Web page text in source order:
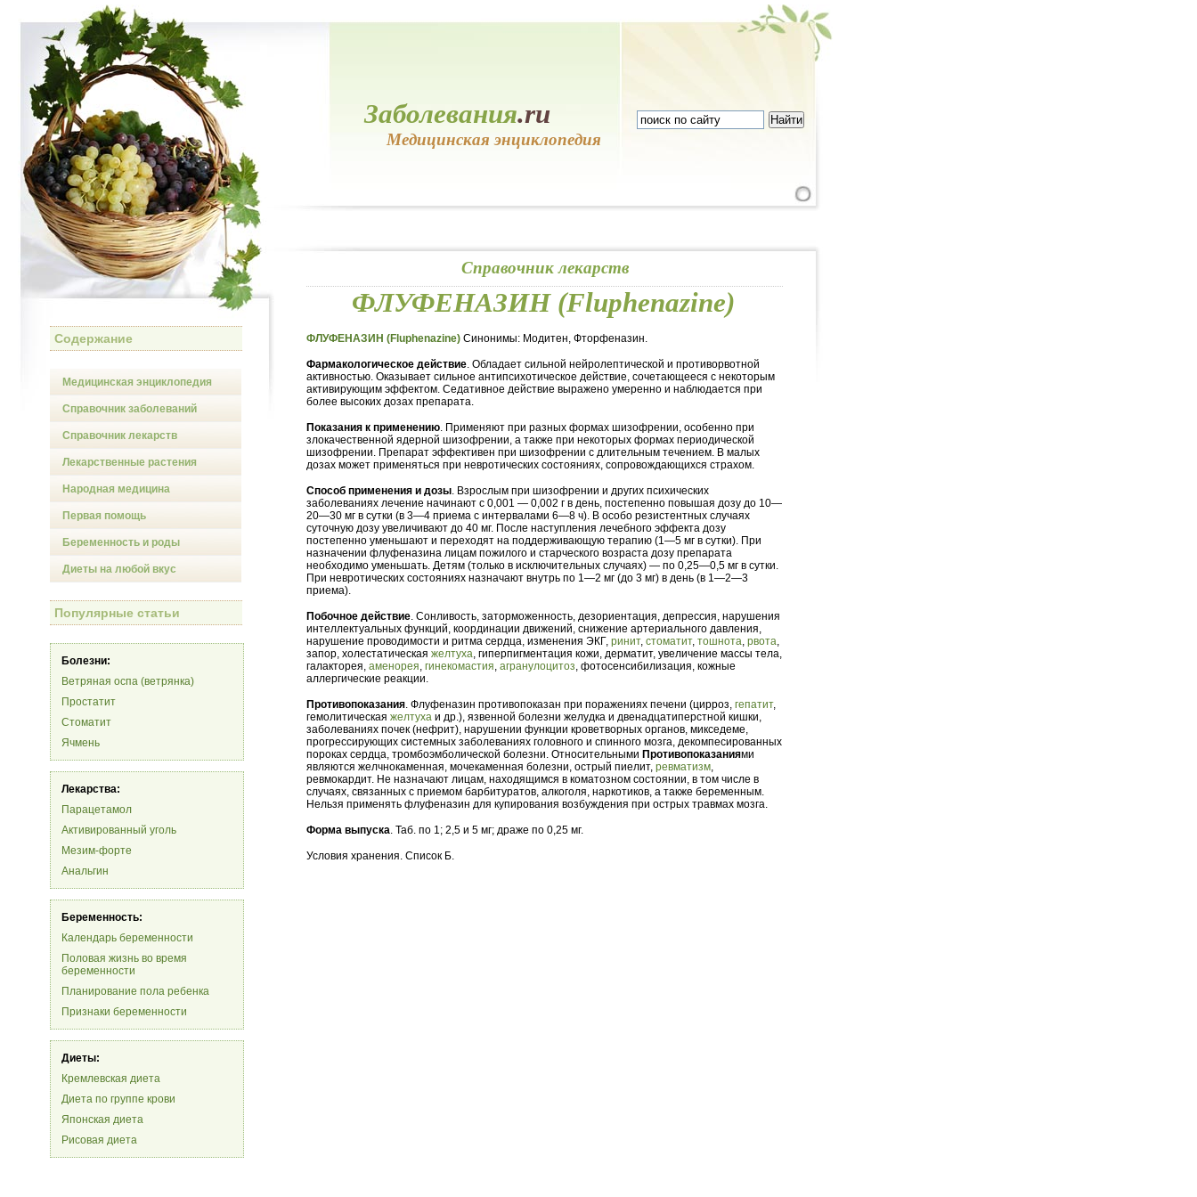
Заболевания.ru
Медицинская энциклопедия
Содержание
Медицинская энциклопедия
Справочник заболеваний
Справочник лекарств
Лекарственные растения
Народная медицина
Первая помощь
Беременность и роды
Диеты на любой вкус
Популярные статьи
Болезни:
Ветряная оспа (ветрянка)
Простатит
Стоматит
Ячмень
Лекарства:
Парацетамол
Активированный уголь
Мезим-форте
Анальгин
Беременность:
Календарь беременности
Половая жизнь во время
беременности
Планирование пола ребенка
Признаки беременности
Диеты:
Кремлевская диета
Диета по группе крови
Японская диета
Рисовая диета
Справочник лекарств
ФЛУФЕНАЗИН (Fluphenazine)
ФЛУФЕНАЗИН (Fluphenazine) Синонимы: Модитен, Фторфеназин.
Фармакологическое действие. Обладает сильной нейролептической и противорвотной
активностью. Оказывает сильное антипсихотическое действие, сочетающееся с некоторым
активирующим эффектом. Седативное действие выражено умеренно и наблюдается при
более высоких дозах препарата.
Показания к применению. Применяют при разных формах шизофрении, особенно при
злокачественной ядерной шизофрении, а также при некоторых формах периодической
шизофрении. Препарат эффективен при шизофрении с длительным течением. В малых
дозах может применяться при невротических состояниях, сопровождающихся страхом.
Способ применения и дозы. Взрослым при шизофрении и других психических
заболеваниях лечение начинают с 0,001 — 0,002 г в день, постепенно повышая дозу до 10—
20—30 мг в сутки (в 3—4 приема с интервалами 6—8 ч). В особо резистентных случаях
суточную дозу увеличивают до 40 мг. После наступления лечебного эффекта дозу
постепенно уменьшают и переходят на поддерживающую терапию (1—5 мг в сутки). При
назначении флуфеназина лицам пожилого и старческого возраста дозу препарата
необходимо уменьшать. Детям (только в исключительных случаях) — по 0,25—0,5 мг в сутки.
При невротических состояниях назначают внутрь по 1—2 мг (до 3 мг) в день (в 1—2—3
приема).
Побочное действие. Сонливость, заторможенность, дезориентация, депрессия, нарушения
интеллектуальных функций, координации движений, снижение артериального давления,
нарушение проводимости и ритма сердца, изменения ЭКГ, ринит, стоматит, тошнота, рвота,
запор, холестатическая желтуха, гиперпигментация кожи, дерматит, увеличение массы тела,
галакторея, аменорея, гинекомастия, агранулоцитоз, фотосенсибилизация, кожные
аллергические реакции.
Противопоказания. Флуфеназин противопоказан при поражениях печени (цирроз, гепатит,
гемолитическая желтуха и др.), язвенной болезни желудка и двенадцатиперстной кишки,
заболеваниях почек (нефрит), нарушении функции кроветворных органов, микседеме,
прогрессирующих системных заболеваниях головного и спинного мозга, декомпесированных
пороках сердца, тромбоэмболической болезни. Относительными Противопоказаниями
являются желчнокаменная, мочекаменная болезни, острый пиелит, ревматизм,
ревмокардит. Не назначают лицам, находящимся в коматозном состоянии, в том числе в
случаях, связанных с приемом барбитуратов, алкоголя, наркотиков, а также беременным.
Нельзя применять флуфеназин для купирования возбуждения при острых травмах мозга.
Форма выпуска. Таб. по 1; 2,5 и 5 мг; драже по 0,25 мг.
Условия хранения. Список Б.